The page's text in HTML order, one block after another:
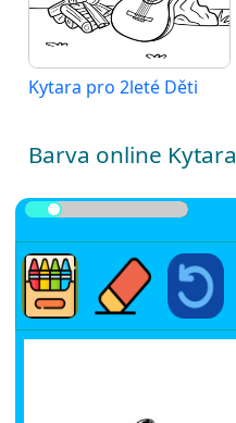
Kytara pro 2leté Děti
Barva online Kytara